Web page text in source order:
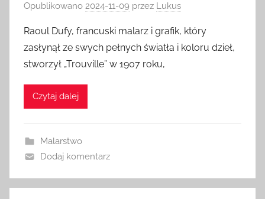
Opublikowano 2024-11-09 przez Lukus
Raoul Dufy, francuski malarz i grafik, który
zasłynął ze swych pełnych światła i koloru dzieł,
stworzył „Trouville” w 1907 roku,
Czytaj dalej
Malarstwo
Dodaj komentarz